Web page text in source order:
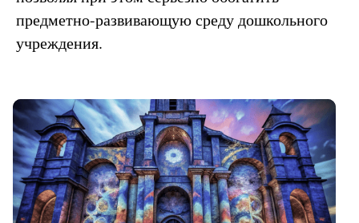
предметно-развивающую среду дошкольного
учреждения.